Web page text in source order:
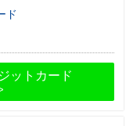
ド
ットカード